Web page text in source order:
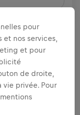
DONNER
! 100% de
sur la
pour
et nos services,
et pour
de droite,
vie privée. Pour